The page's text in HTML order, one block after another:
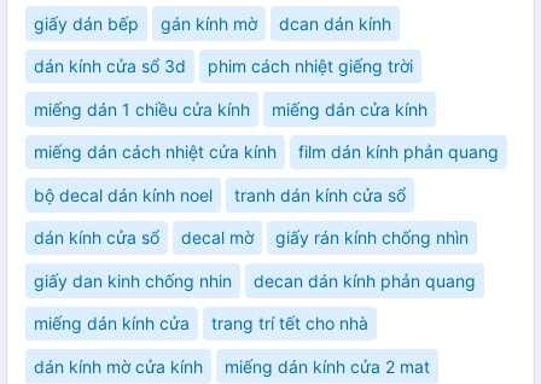
giấy dán bếp gán kính mờ dcan dán kính
dán kính cửa sổ 3d phim cách nhiệt giếng trời
miếng dán 1 chiều cửa kính miếng dán cửa kính
miếng dán cách nhiệt cửa kính film dán kính phản quang
bộ decal dán kính noel tranh dán kính cửa sổ
dán kính cửa sổ decal mờ giấy rán kính chống nhìn
giấy dan kinh chống nhin decan dán kính phản quang
miếng dán kính cửa trang trí tết cho nhà
dán kính mờ cửa kính miếng dán kính cửa 2 mat